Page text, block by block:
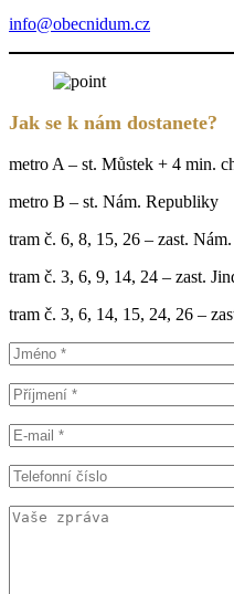
info@obecnidum.cz
Jak se k nám dostanete?
metro A – st. Můstek + 4 min.
metro B – st. Nám. Republiky
tram č. 6, 8, 15, 26 – zast.
tram č. 3, 6, 9, 14, 24 – zast.
tram č. 3, 6, 14, 15, 24, 26 –